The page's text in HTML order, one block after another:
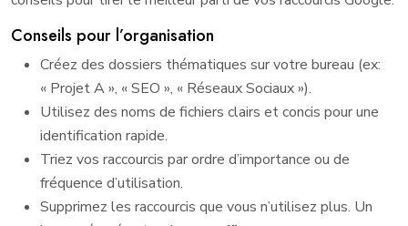
Conseils pour l’organisation
Créez des dossiers thématiques sur votre bureau (ex:
« Projet A », « SEO », « Réseaux Sociaux »).
Utilisez des noms de fichiers clairs et concis pour une
identification rapide.
Triez vos raccourcis par ordre d’importance ou de
fréquence d’utilisation.
Supprimez les raccourcis que vous n’utilisez plus. Un